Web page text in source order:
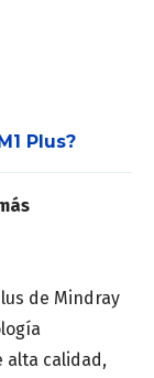
Plus?
de Mindray
alta calidad,